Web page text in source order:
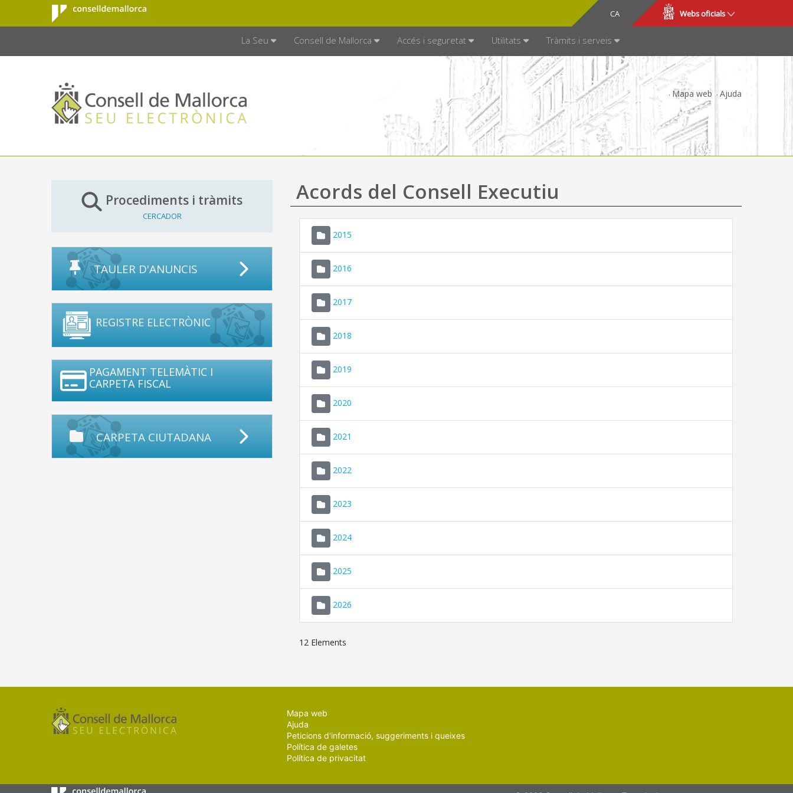
Salta al contingut principal
Consell de
Mallorca
CA
ES Webs oficials
La Seu Consell de Mallorca Accés i seguretat Utilitats Tràmits i serveis
Mapa web Ajuda
Procediments i tràmits
CERCADOR
TAULER D'ANUNCIS
REGISTRE ELECTRÒNIC
PAGAMENT TELEMÀTIC I
CARPETA FISCAL
CARPETA CIUTADANA
Acords del Consell Executiu
2015
2016
2017
2018
2019
2020
2021
2022
2023
2024
2025
2026
12 Elements
Mapa web
Ajuda
Peticions d'informació, suggeriments i queixes
Política de galetes
Política de privacitat